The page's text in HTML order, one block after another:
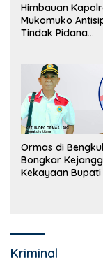
Himbauan
Mukomuko
Tindak Pidana
Ormas di
Bongkar
Kekayaan
Kriminal